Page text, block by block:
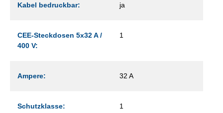
Kabel bedruckbar: ja
CEE-Steckdosen 5x32 A /
400 V:
1
Ampere: 32 A
Schutzklasse: 1